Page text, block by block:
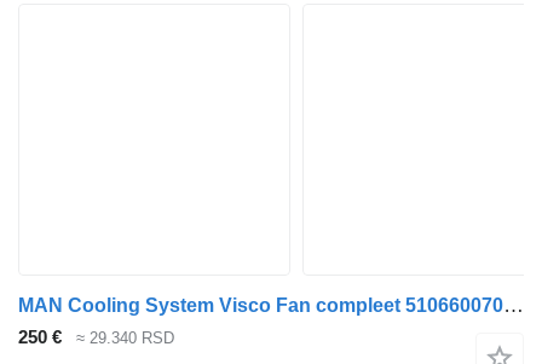
MAN Cooling System Visco Fan compleet 51066007037 ventilator hladnjaka za kamiona
250 € ≈ 29.340 RSD